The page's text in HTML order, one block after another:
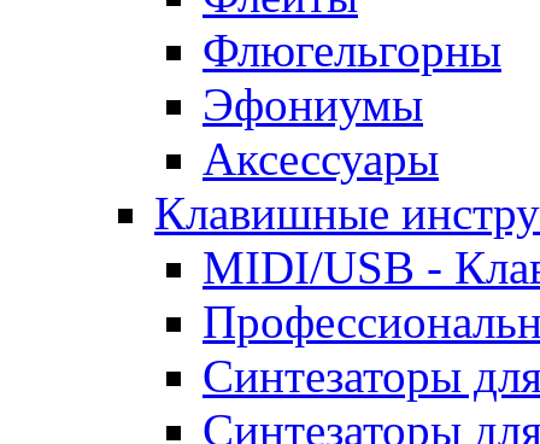
Флюгельгорны
Эфониумы
Аксессуары
Клавишные
MIDI/USB -
Синтезаторы
Синтезаторы